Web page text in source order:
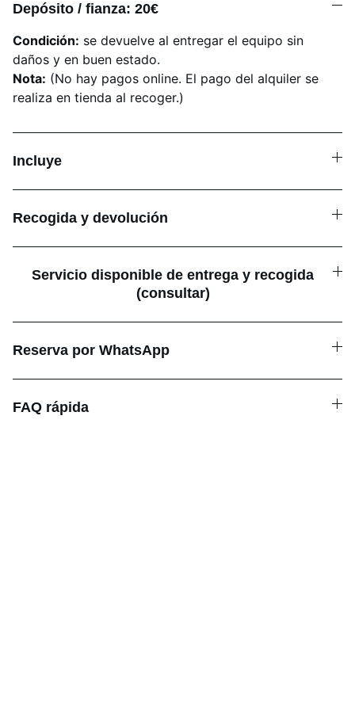
Depósito / fianza: 20€
Condición: se devuelve al entregar el equipo sin
daños y en buen estado.
Nota: (No hay pagos online. El pago del alquiler se
realiza en tienda al recoger.)
Incluye
Recogida y devolución
Servicio disponible de entrega y recogida
(consultar)
Reserva por WhatsApp
FAQ rápida